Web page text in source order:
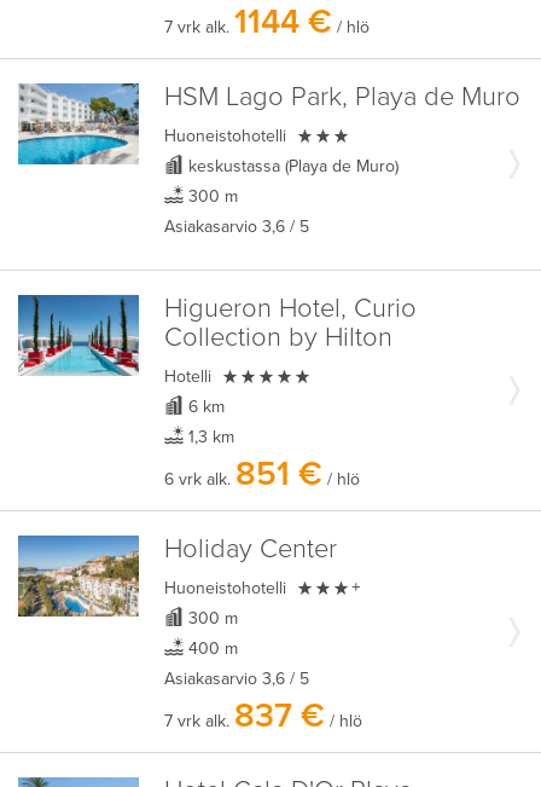
7 vrk alk. 1144 € / hlö
HSM Lago Park, Playa de Muro
Huoneistohotelli 
keskustassa (Playa de Muro)
300 m
Asiakasarvio 3,6 / 5
Higueron Hotel, Curio
Collection by Hilton
Hotelli 
6 km
1,3 km
6 vrk alk. 851 € / hlö
Holiday Center
Huoneistohotelli  +
300 m
400 m
Asiakasarvio 3,6 / 5
7 vrk alk. 837 € / hlö